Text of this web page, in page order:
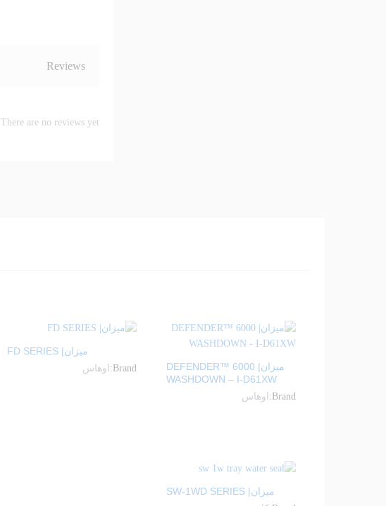
Reviews
There are no reviews yet.
ميزان| DEFENDER™ 6000
WASHDOWN – I-D61XW
Brand: اوهاس
ميزان| FD SERIES
Brand: اوهاس
ميزان| SW-1WD SERIES